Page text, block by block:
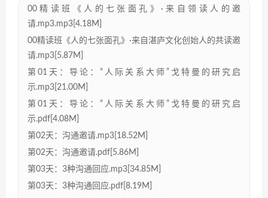
00精读班《人的七张面孔》·来自领读人的邀
请.mp3.mp3[4.18M]
00精读班《人的七张面孔》·来自湛庐文化创始人的共读邀
请.mp3[5.87M]
第01天：导论：“人际关系大师”戈特曼的研究启
示.mp3[21.00M]
第01天：导论：“人际关系大师”戈特曼的研究启
示.pdf[4.08M]
第02天：沟通邀请.mp3[18.52M]
第02天：沟通邀请.pdf[5.86M]
第03天：3种沟通回应.mp3[34.85M]
第03天：3种沟通回应.pdf[8.19M]